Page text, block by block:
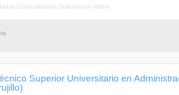
Licenciatura en Sistemas en Valera
Superior Universitario en